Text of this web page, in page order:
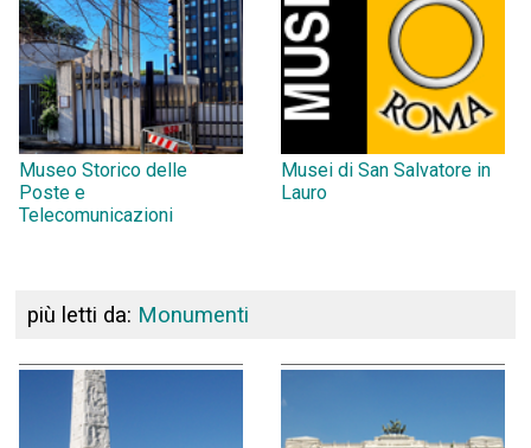
Museo Storico delle
Poste e
Telecomunicazioni
Musei di San Salvatore in
Lauro
più letti da: Monumenti